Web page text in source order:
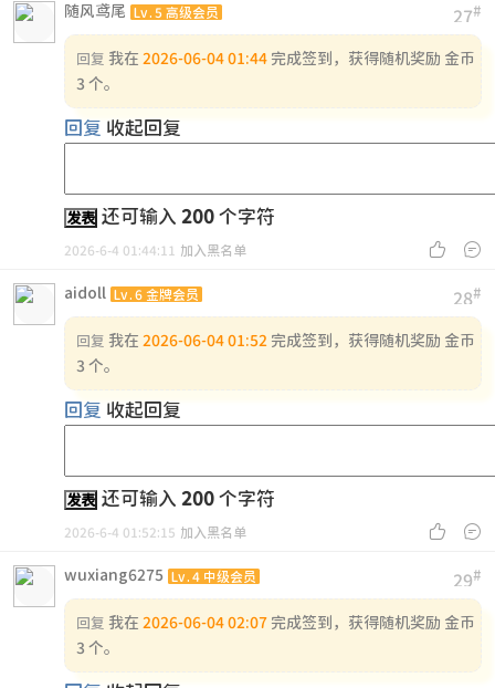
27#
随风鸢尾 Lv.5 高级会员
回复 我在 2026-06-04 01:44 完成签到，获得随机奖励 金币
3 个。
回复 收起回复
发表 还可输入 200 个字符
 
2026-6-4 01:44:11 加入黑名单
28#
aidoll Lv.6 金牌会员
回复 我在 2026-06-04 01:52 完成签到，获得随机奖励 金币
3 个。
回复 收起回复
发表 还可输入 200 个字符
 
2026-6-4 01:52:15 加入黑名单
29#
wuxiang6275 Lv.4 中级会员
回复 我在 2026-06-04 02:07 完成签到，获得随机奖励 金币
3 个。